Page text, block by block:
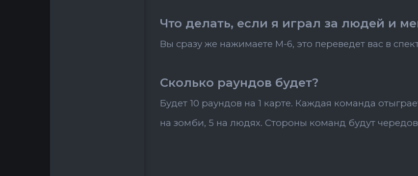
Что делать, если я играл за людей и
Вы сразу же нажимаете M-6, это переведет вас в
Сколько раундов будет?
Будет 10 раундов на 1 карте. Каждая команда
на зомби, 5 на людях. Стороны команд будут